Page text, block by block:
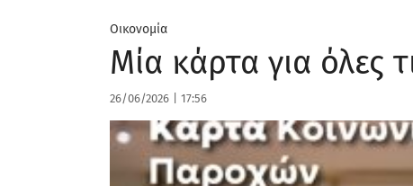
Οικονομία
Μία κάρτα για όλες
26/06/2026 17:56